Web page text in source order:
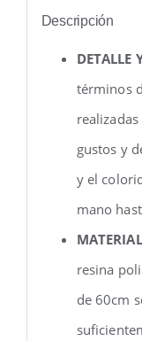
Descripción
DETALLE
términos
gustos y
y el
mano
resina
de 60cm